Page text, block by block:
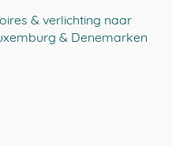
& verlichting naar
& Denemarken